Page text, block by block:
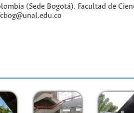
(Sede Bogotá). Facultad de